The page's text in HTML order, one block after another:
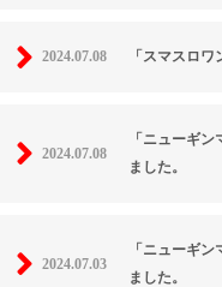
2024.07.08 「スマスロ
2024.07.08
「ニューギ
ました。
2024.07.03
「ニューギ
ました。